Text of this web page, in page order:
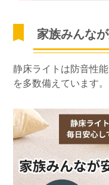
家族みんな
静床ライトは防音性
を多数備えています。